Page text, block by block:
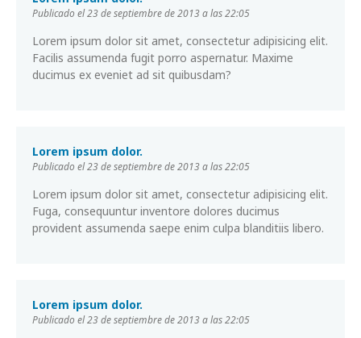
Publicado el 23 de septiembre de 2013 a las 22:05
Lorem ipsum dolor sit amet, consectetur adipisicing elit.
Facilis assumenda fugit porro aspernatur. Maxime
ducimus ex eveniet ad sit quibusdam?
Lorem ipsum dolor.
Publicado el 23 de septiembre de 2013 a las 22:05
Lorem ipsum dolor sit amet, consectetur adipisicing elit.
Fuga, consequuntur inventore dolores ducimus
provident assumenda saepe enim culpa blanditiis libero.
Lorem ipsum dolor.
Publicado el 23 de septiembre de 2013 a las 22:05